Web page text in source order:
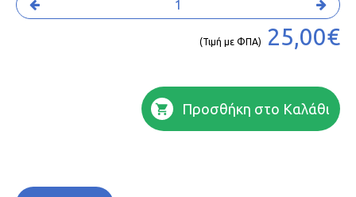
(Τιμή με ΦΠΑ) 25,00€
Προσθήκη στο Καλάθι